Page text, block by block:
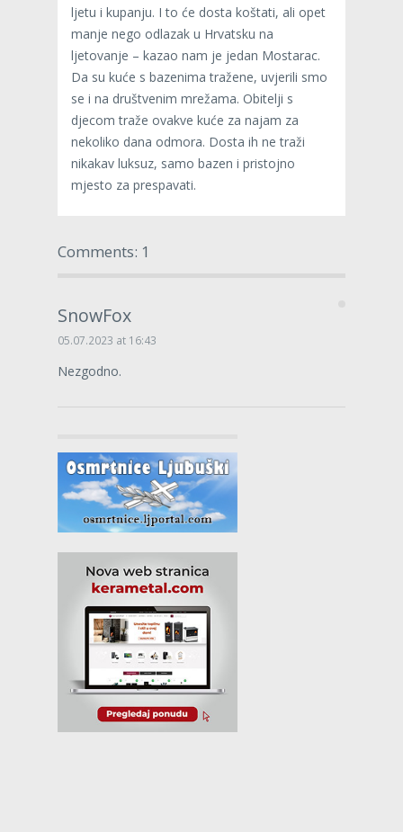
ljetu i kupanju. I to će dosta koštati, ali opet
manje nego odlazak u Hrvatsku na
ljetovanje – kazao nam je jedan Mostarac.
Da su kuće s bazenima tražene, uvjerili smo
se i na društvenim mrežama. Obitelji s
djecom traže ovakve kuće za najam za
nekoliko dana odmora. Dosta ih ne traži
nikakav luksuz, samo bazen i pristojno
mjesto za prespavati.
Comments: 1
SnowFox
05.07.2023 at 16:43
Nezgodno.